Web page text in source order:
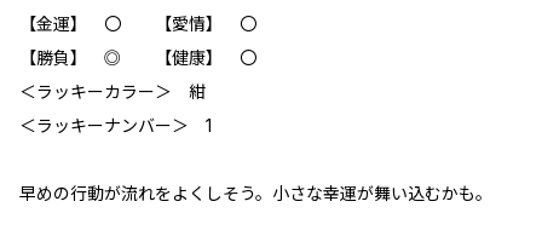
【金運】 〇 【愛情】 〇
【勝負】 ◎ 【健康】 〇
＜ラッキーカラー＞ 紺
＜ラッキーナンバー＞ 1
早めの行動が流れをよくしそう。小さな幸運が舞い込むかも。